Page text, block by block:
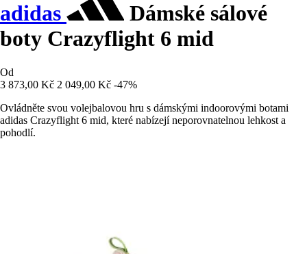
adidas
Dámské sálové
boty Crazyflight 6 mid
Od
3 873,00 Kč 2 049,00 Kč -47%
Ovládněte svou volejbalovou hru s dámskými indoorovými botami
adidas Crazyflight 6 mid, které nabízejí neporovnatelnou lehkost a
pohodlí.